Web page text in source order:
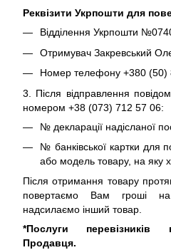
Реквізити Укрпошти для
Відділення Укрпошти
Отримувач Закревський
Номер телефону +380 (50)
3. Після відправлення
номером +38 (073) 712 57 06:
№ декларації надісланої
№ банківської картки для
або модель товару, на яку
Після отримання товару
повертаємо Вам гроші
надсилаємо інший товар.
*Послуги перевізників
Продавця.